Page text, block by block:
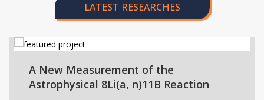
LATEST RESEARCHES
A New Measurement of the
Astrophysical 8Li(a, n)11B Reaction